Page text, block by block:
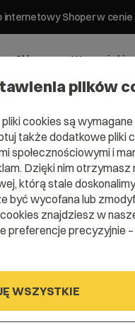
Shoper w cenie
Sklepy Wsparcie
plików
cookies są wymagane
także dodatkowe pliki
społecznościowymi i
Dzięki nim otrzymasz
którą stale
być wycofana lub
znajdziesz w
preferencje precyzyjnie
WSZYSTKIE